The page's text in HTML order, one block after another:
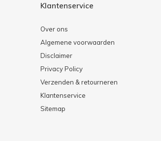
Klantenservice
Over ons
Algemene voorwaarden
Disclaimer
Privacy Policy
Verzenden & retourneren
Klantenservice
Sitemap